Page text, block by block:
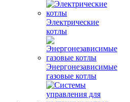
Электрические
котлы
Энергонезависимые
газовые котлы